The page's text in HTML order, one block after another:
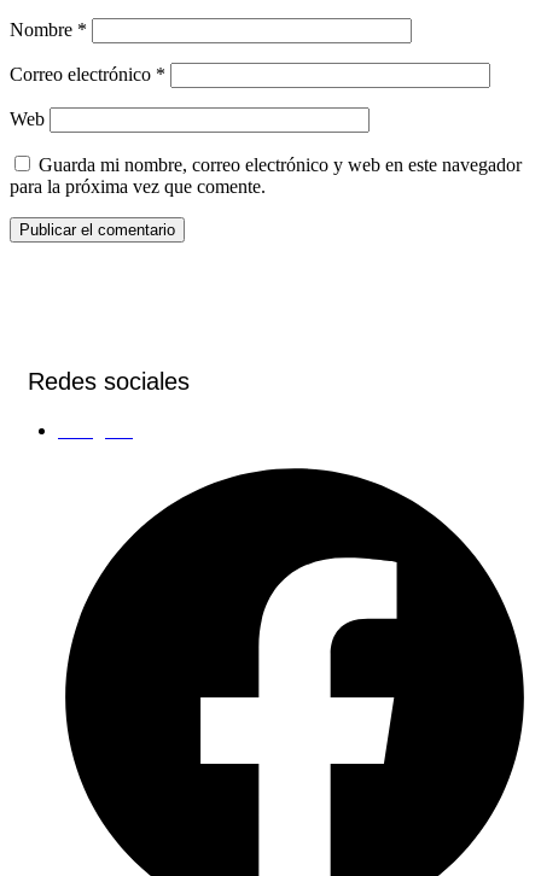
Nombre *
Correo electrónico *
Web
Guarda mi nombre, correo electrónico y web en este navegador
para la próxima vez que comente.
Redes sociales